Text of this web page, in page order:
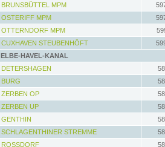
BRUNSBÜTTEL MPM
OSTERIFF MPM
OTTERNDORF MPM
CUXHAVEN STEUBENHÖFT
ELBE-HAVEL-KANAL
DETERSHAGEN
BURG
ZERBEN OP
ZERBEN UP
GENTHIN
SCHLAGENTHINER STREMME
ROSSDORF